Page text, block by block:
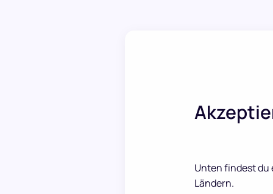
Unten findest du
Ländern.